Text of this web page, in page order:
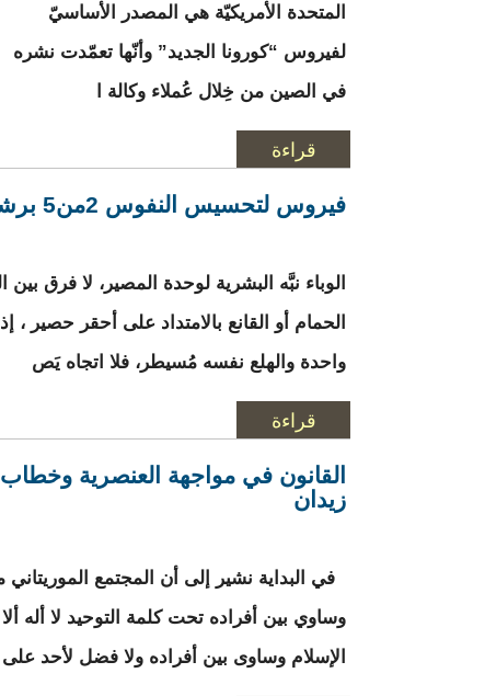
المتحدة الأمريكيّة هي المصدر الأساسيّ
لفيروس “كورونا الجديد” وأنّها تعمّدت نشره
في الصين من خِلال عُملاء وكالة ا
قراءة
فيروس لتحسيس النفوس 2من5 برشلونة : مصطفى مُنِيغْ
الوباء نبَّه البشرية لوحدة المصير، لا فرق
الحمام أو القانع بالامتداد على أحقر حصير ،
واحدة والهلع نفسه مُسيطر، فلا اتجاه يَص
قراءة
القانون في مواجهة العنصرية وخطاب
زيدان
في البداية نشير إلى أن المجتمع
وساوي بين أفراده تحت كلمة التوحيد لا أله
الإسلام وساوى بين أفراده ولا فضل لأحد على